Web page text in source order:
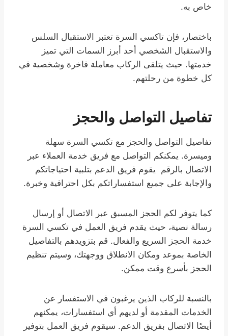
خاص به.
باختصار، فإن تاكسي السرة تعتبر الاستقبال السلس
والاستقبال الشخصي أحد أبرز السمات التي تميز
خدمتها. حيث يتلقى الركاب معاملة فاخرة وشخصية في
كل خطوة من رحلتهم.
تفاصيل التواصل والحجز
تفاصيل التواصل والحجز مع تكسي السرة سهلة
وميسرة. يمكنكم التواصل مع فريق خدمة العملاء عبر
الاتصال بالرقم يقوم فريق الدعم بتلبية احتياجاتكم
والإجابة على جميع استفساراتكم بكل احترافية وخبرة.
كما يتوفر لكم الحجز المسبق عبر الاتصال أو إرسال
رسالة نصية، حيث يقدم فريق العمل في تكسي السرة
خدمة الحجز السريع والفعال. قم بتزويدهم بالتفاصيل
الخاصة بموعد ومكان الانطلاق ووجهتك، وسيتم تنظيم
الحجز بأسرع وقت ممكن.
بالنسبة للركاب الذين يرغبون في الاستفسار عن
الخدمات المقدمة أو لديهم أي استفسارات، يمكنهم
أيضًا الاتصال بفريق الدعم. سيقوم فريق العمل بتوفير